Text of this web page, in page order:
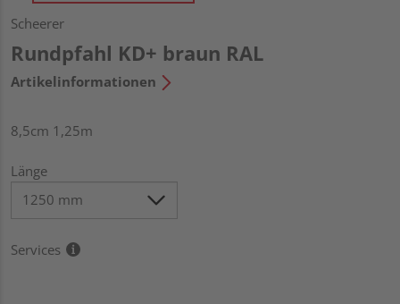
Scheerer
Rundpfahl KD+ braun RAL
Artikelinformationen
8,5cm 1,25m
Länge
Services